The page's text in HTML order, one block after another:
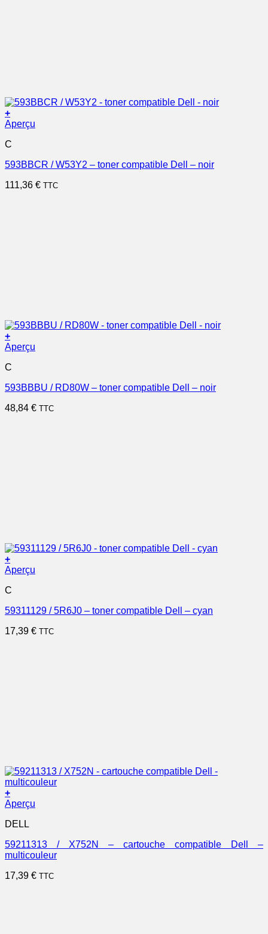
+
Aperçu
C
593BBCR / W53Y2 – toner compatible Dell – noir
111,36 € TTC
+
Aperçu
C
593BBBU / RD80W – toner compatible Dell – noir
48,84 € TTC
+
Aperçu
C
59311129 / 5R6J0 – toner compatible Dell – cyan
17,39 € TTC
+
Aperçu
DELL
59211313 / X752N – cartouche compatible Dell –
multicouleur
17,39 € TTC